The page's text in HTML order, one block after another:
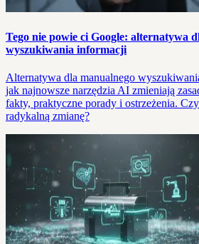
Tego nie powie ci Google: alternatywa
wyszukiwania informacji
Alternatywa dla manualnego
jak najnowsze narzędzia AI zmieniają
fakty, praktyczne porady i ostrzeżenia.
radykalną zmianę?